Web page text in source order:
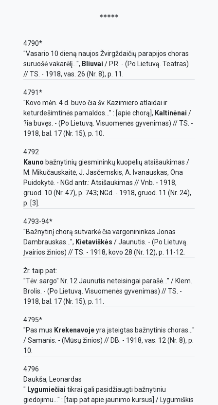
*****
4790*
"Vasario 10 dieną naujos Žvirgždaičių parapijos choras
suruošė vakarėlį...", Bliuvai / P.R. - (Po Lietuvą. Teatras)
// TS. - 1918, vas. 26 (Nr. 8), p. 11.
4791*
"Kovo mėn. 4 d. buvo čia šv. Kazimiero atlaidai ir
keturdešimtinės pamaldos..." : [apie chorą], Kaltinėnai /
?ia buvęs. - (Po Lietuvą. Visuomenės gyvenimas) // TS. -
1918, bal. 17 (Nr. 15), p. 10.
4792
Kauno bažnytinių giesmininkų kuopelių atsišaukimas /
M. Mikučauskaitė, J. Jasčemskis, A. Ivanauskas, Ona
Puidokytė. - NGd antr.: Atsišaukimas // Vnb. - 1918,
gruod. 10 (Nr. 47), p. 743; NGd. - 1918, gruod. 11 (Nr. 24),
p. [3].
4793-94*
"Bažnytinį chorą sutvarkė čia vargonininkas Jonas
Dambrauskas...", Kietaviškės / Jaunutis. - (Po Lietuvą.
Įvairios žinios) // TS. - 1918, kovo 28 (Nr. 12), p. 11-12.
Žr. taip pat:
"Tėv. sargo" Nr. 12 Jaunutis neteisingai parašė..." / Klem.
Brolis. - (Po Lietuvą. Visuomenės gyvenimas) // TS. -
1918, bal. 17 (Nr. 15), p. 11.
4795*
"Pas mus Krekenavojeyra įsteigtas bažnytinis choras..."
/ Samanis. - (Mūsų žinios) // DB. - 1918, vas. 12 (Nr. 8), p.
10.
4796
Daukša, Leonardas
" Lygumiečiai tikrai gali pasidžiaugti bažnytiniu
giedojimu..." : [taip pat apie jaunimo kursus] / Lygumiškis